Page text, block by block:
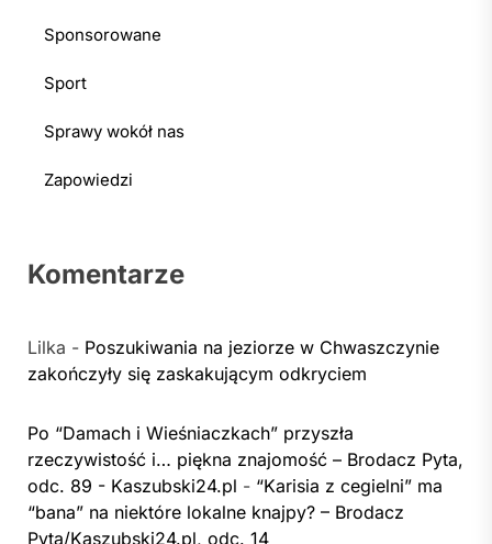
Sponsorowane
Sport
Sprawy wokół nas
Zapowiedzi
Komentarze
Lilka - Poszukiwania na jeziorze w Chwaszczynie
zakończyły się zaskakującym odkryciem
Po “Damach i Wieśniaczkach” przyszła
rzeczywistość i… piękna znajomość – Brodacz Pyta,
odc. 89 - Kaszubski24.pl - “Karisia z cegielni” ma
“bana” na niektóre lokalne knajpy? – Brodacz
Pyta/Kaszubski24.pl, odc. 14